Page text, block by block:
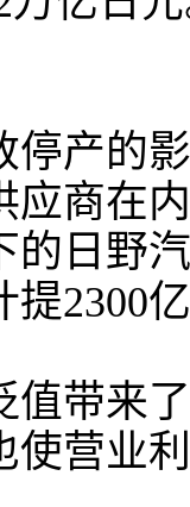
停产的
应商在
的日野
提2300
值带来
使营业